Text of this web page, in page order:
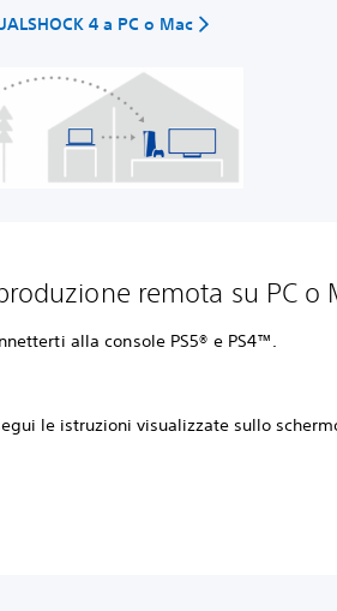
4 a PC o Mac
remota su PC o
alla console PS5® e PS4™.
le istruzioni visualizzate sullo